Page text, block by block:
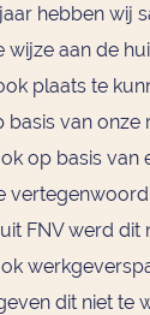
hebben wij
wijze aan de
plaats te
basis van
op basis van
FNV werd dit
dit niet te